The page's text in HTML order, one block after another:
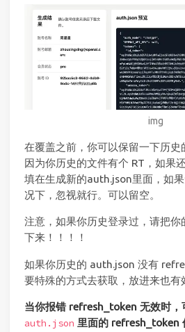
img
在覆盖之前，你可以保留一下历史
因为你历史的文件有个 RT，如果
填在生成新的auth.json里面，如
况下，忽视就行。可以留空。
注意，如果你历史登录过，请把
下来！！！！
如果你历史的 auth.json 没有
要特殊的方式去获取，放进来也有
当你报错 refresh_token 无效时，
auth.json 里面的 refresh_token